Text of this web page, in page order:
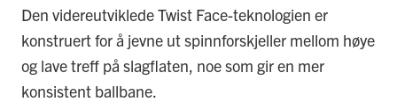
Den videreutviklede Twist Face-teknologien er
konstruert for å jevne ut spinnforskjeller mellom høye
og lave treff på slagflaten, noe som gir en mer
konsistent ballbane.